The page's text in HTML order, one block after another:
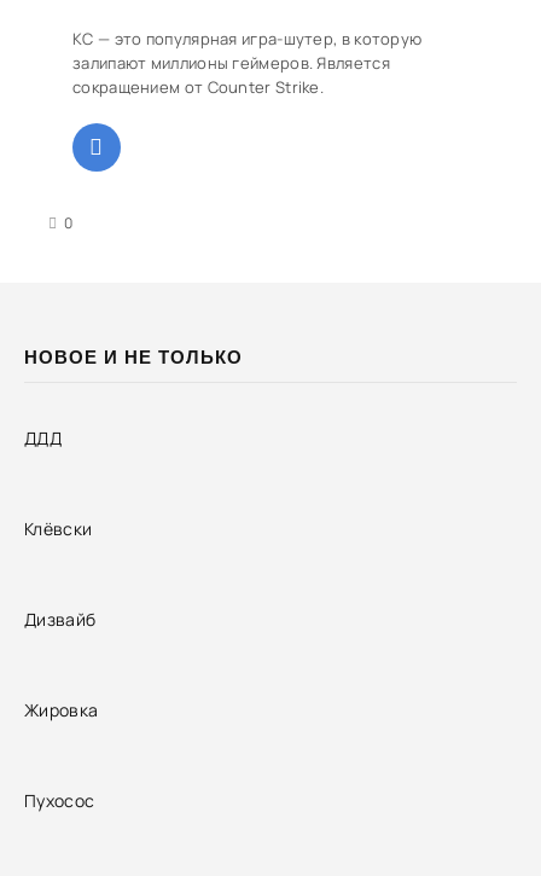
НОВОЕ И НЕ ТОЛЬКО
ДДД
Клёвски
Дизвайб
Жировка
Пухосос
КС — это популярная игра-шутер, в которую
залипают миллионы геймеров. Является
сокращением от Counter Strike.
0